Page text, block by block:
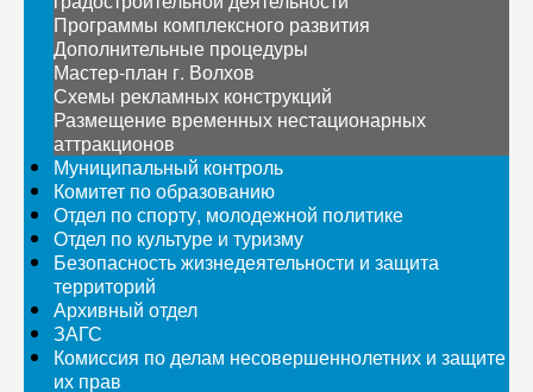
Программы комплексного развития
Дополнительные процедуры
Мастер-план г. Волхов
Схемы рекламных конструкций
Размещение временных нестационарных
аттракционов
Муниципальный контроль
Комитет по образованию
Отдел по спорту, молодежной политике
Отдел по культуре и туризму
Безопасность жизнедеятельности и защита
территорий
Архивный отдел
ЗАГС
Комиссия по делам несовершеннолетних и защите
их прав